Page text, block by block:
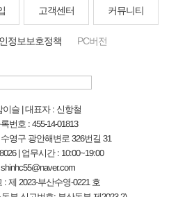
고객센터 커뮤니티
정보보호정책 PC버전
이슬 | 대표자 : 신항철
번호 : 455-14-01813
영구 광안해변로 326번길 31
| 업무시간 : 10:00~19:00
제 2023-부산수영-0221 호